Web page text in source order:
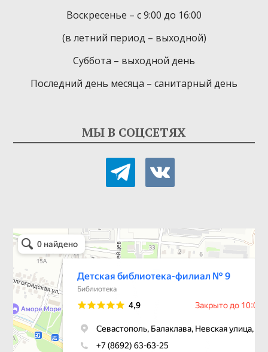
Воскресенье – с 9:00 до 16:00
(в летний период – выходной)
Суббота – выходной день
Последний день месяца – санитарный день
МЫ В СОЦСЕТЯХ
telegramvkontakte
Детская библиотека-филиал № 9
Библиотека в Севастополе